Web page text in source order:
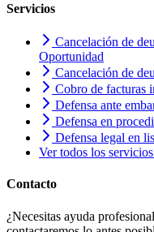
Servicios
Cancelación de
Oportunidad
Cancelación de
Cobro de facturas
Defensa ante
Defensa en
Defensa legal en
Ver todos los
Contacto
¿Necesitas ayuda